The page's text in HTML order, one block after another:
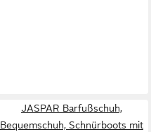
JASPAR Barfußschuh,
Bequemschuh, Schnürboots mit